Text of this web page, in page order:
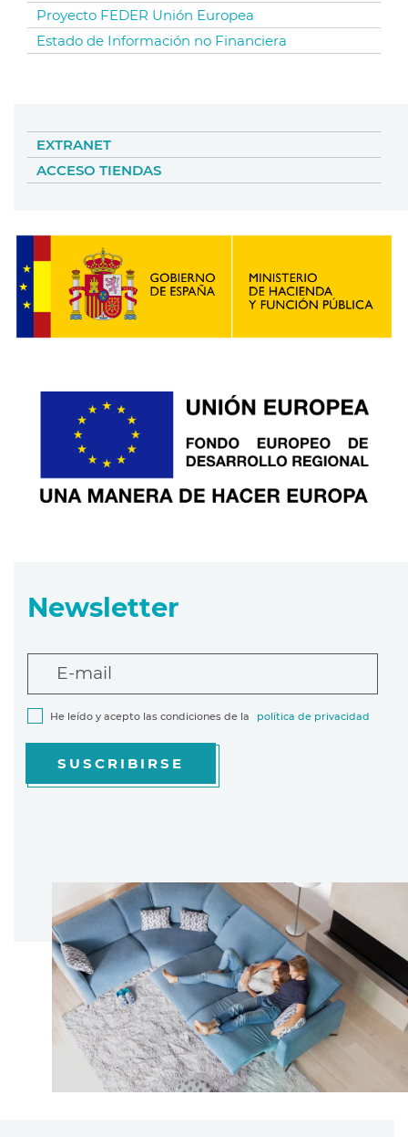
Proyecto FEDER Unión Europea
Estado de Información no Financiera
EXTRANET
ACCESO TIENDAS
Newsletter
E-mail
He leído y acepto las condiciones de la política de privacidad
SUSCRIBIRSE